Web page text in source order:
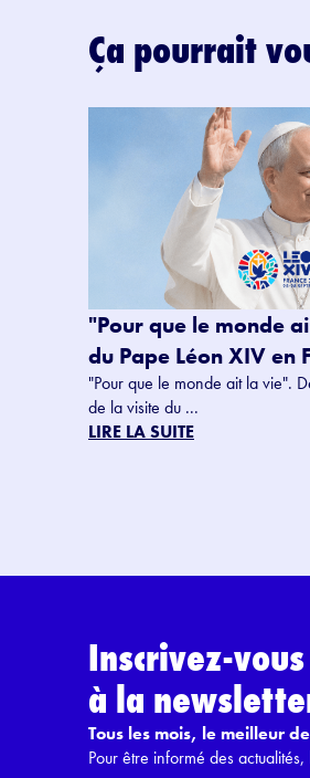
Ça pourrait
"Pour que le monde
du Pape Léon XIV en
"Pour que le monde ait la vie".
de la visite du ...
LIRE LA SUITE
Inscrivez-vous
à la
Tous les mois, le meilleur
Pour être informé des